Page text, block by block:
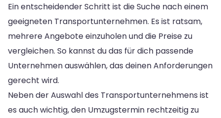
Ein entscheidender Schritt ist die Suche nach einem
geeigneten Transportunternehmen. Es ist ratsam,
mehrere Angebote einzuholen und die Preise zu
vergleichen. So kannst du das für dich passende
Unternehmen auswählen, das deinen Anforderungen
gerecht wird.
Neben der Auswahl des Transportunternehmens ist
es auch wichtig, den Umzugstermin rechtzeitig zu